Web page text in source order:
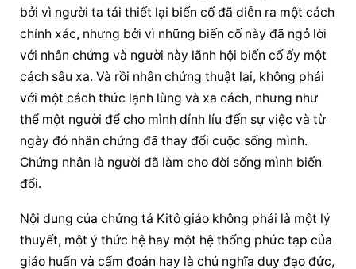
bởi vì người ta tái thiết lại biến cố đã diễn ra một cách
chính xác, nhưng bởi vì những biến cố này đã ngỏ lời
với nhân chứng và người này lãnh hội biến cố ấy một
cách sâu xa. Và rồi nhân chứng thuật lại, không phải
với một cách thức lạnh lùng và xa cách, nhưng như
thể một người để cho mình dính líu đến sự việc và từ
ngày đó nhân chứng đã thay đổi cuộc sống mình.
Chứng nhân là người đã làm cho đời sống mình biến
đổi.
Nội dung của chứng tá Kitô giáo không phải là một lý
thuyết, một ý thức hệ hay một hệ thống phức tạp của
giáo huấn và cấm đoán hay là chủ nghĩa duy đạo đức,